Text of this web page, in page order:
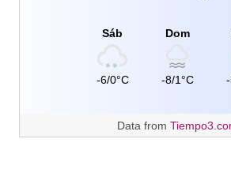
Sáb
-6/0°C
Dom
-8/1°C
Data from